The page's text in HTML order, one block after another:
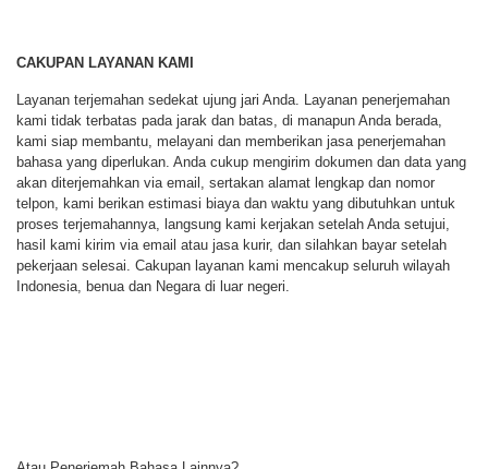
CAKUPAN LAYANAN KAMI
Layanan terjemahan sedekat ujung jari Anda. Layanan penerjemahan
kami tidak terbatas pada jarak dan batas, di manapun Anda berada,
kami siap membantu, melayani dan memberikan jasa penerjemahan
bahasa yang diperlukan. Anda cukup mengirim dokumen dan data yang
akan diterjemahkan via email, sertakan alamat lengkap dan nomor
telpon, kami berikan estimasi biaya dan waktu yang dibutuhkan untuk
proses terjemahannya, langsung kami kerjakan setelah Anda setujui,
hasil kami kirim via email atau jasa kurir, dan silahkan bayar setelah
pekerjaan selesai. Cakupan layanan kami mencakup seluruh wilayah
Indonesia, benua dan Negara di luar negeri.